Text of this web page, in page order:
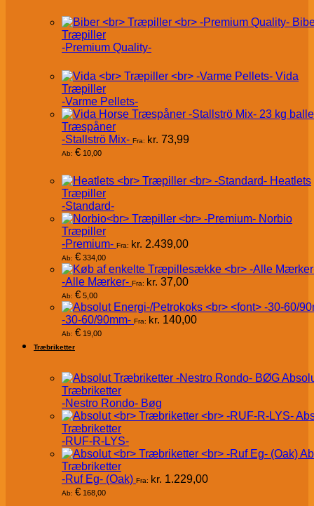
Træpiller
-Premium Quality-
Vida
Træpiller
-Varme Pellets-
Træspåner
-Stallströ Mix- Fra: kr. 73,99
Ab: € 10,00
Heatlets
Træpiller
-Standard-
Norbio
Træpiller
-Premium- Fra: kr. 2.439,00
Ab: € 334,00
-Alle Mærker- Fra: kr. 37,00
Ab: € 5,00
-30-60/90mm- Fra: kr. 140,00
Ab: € 19,00
Træbriketter
Træbriketter
-Nestro Rondo- Bøg
Træbriketter
-RUF-R-LYS-
Træbriketter
-Ruf Eg- (Oak) Fra: kr. 1.229,00
Ab: € 168,00